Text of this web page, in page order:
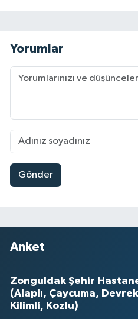
Yorumlar
Gönder
Anket
Zonguldak Şehir
(Alaplı, Çaycuma,
Kilimli, Kozlu)